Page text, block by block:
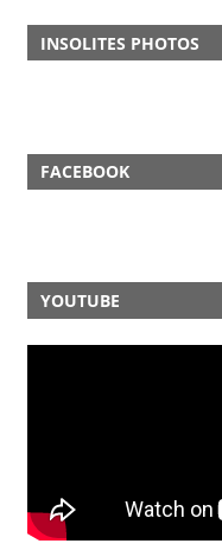
INSOLITES PHOTOS
FACEBOOK
YOUTUBE